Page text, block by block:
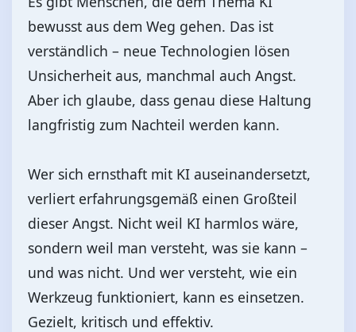
bewusst aus dem Weg gehen. Das ist
verständlich – neue Technologien lösen
Unsicherheit aus, manchmal auch Angst.
Aber ich glaube, dass genau diese Haltung
langfristig zum Nachteil werden kann.
Wer sich ernsthaft mit KI auseinandersetzt,
verliert erfahrungsgemäß einen Großteil
dieser Angst. Nicht weil KI harmlos wäre,
sondern weil man versteht, was sie kann –
und was nicht. Und wer versteht, wie ein
Werkzeug funktioniert, kann es einsetzen.
Gezielt, kritisch und effektiv.